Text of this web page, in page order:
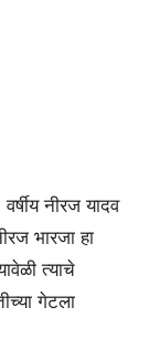
नीरज यादव
भारजा हा
त्याचे
गेटला